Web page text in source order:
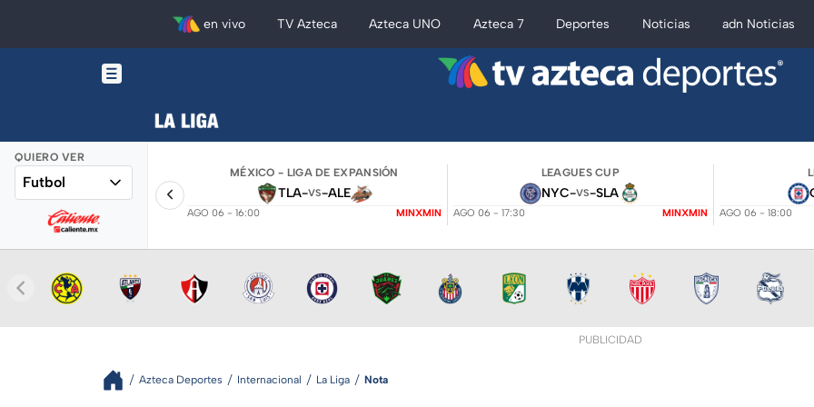
en vivo TV Azteca Azteca UNO Azteca 7 Deportes Noticias adn Noticias
QUIERO VER
Futbol
MÉXICO - LIGA DE EXPANSIÓN
TLA-VS-ALE
AGO 06 - 16:00 MINXMIN
LEAGUES CUP
NYC-VS-SLA
AGO 06 - 17:30 MINXMIN AGO 06 - 18:00
PUBLICIDAD
Azteca Deportes Internacional La Liga Nota